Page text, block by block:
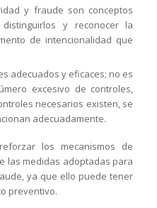
y fraude son conceptos
y reconocer la
de intencionalidad que
adecuados y eficaces; no es
excesivo de controles,
necesarios existen, se
adecuadamente.
los mecanismos de
las medidas adoptadas para
ya que ello puede tener
preventivo.